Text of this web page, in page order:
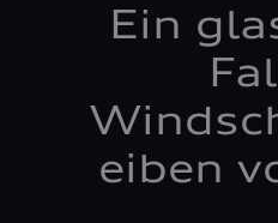
Ein
eiben